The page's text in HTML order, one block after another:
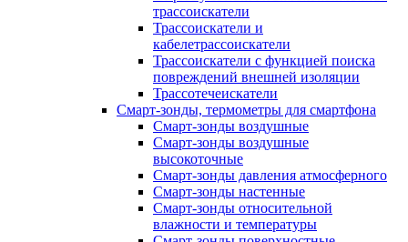
трассоискатели
Трассоискатели и
кабелетрассоискатели
Трассоискатели с функцией поиска
повреждений внешней изоляции
Трассотечеискатели
Смарт-зонды, термометры для смартфона
Смарт-зонды воздушные
Смарт-зонды воздушные
высокоточные
Смарт-зонды давления атмосферного
Смарт-зонды настенные
Смарт-зонды относительной
влажности и температуры